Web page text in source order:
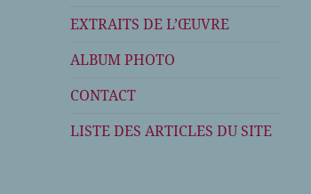
EXTRAITS DE L’ŒUVRE
ALBUM PHOTO
CONTACT
LISTE DES ARTICLES DU SITE